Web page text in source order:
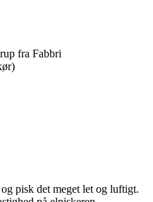
fra Fabbri
pisk det meget let og luftigt.